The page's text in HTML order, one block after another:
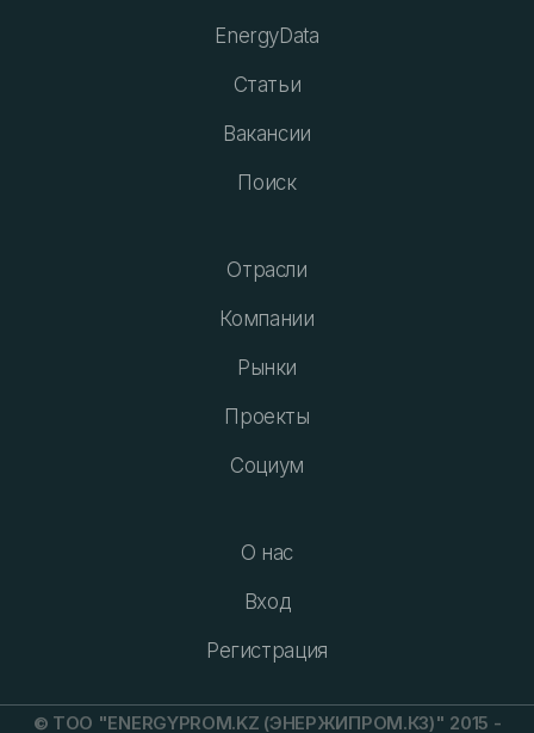
EnergyData
Статьи
Вакансии
Поиск
Отрасли
Компании
Рынки
Проекты
Социум
О нас
Вход
Регистрация
© ТОО "ENERGYPROM.KZ (ЭНЕРЖИПРОМ.КЗ)" 2015 -